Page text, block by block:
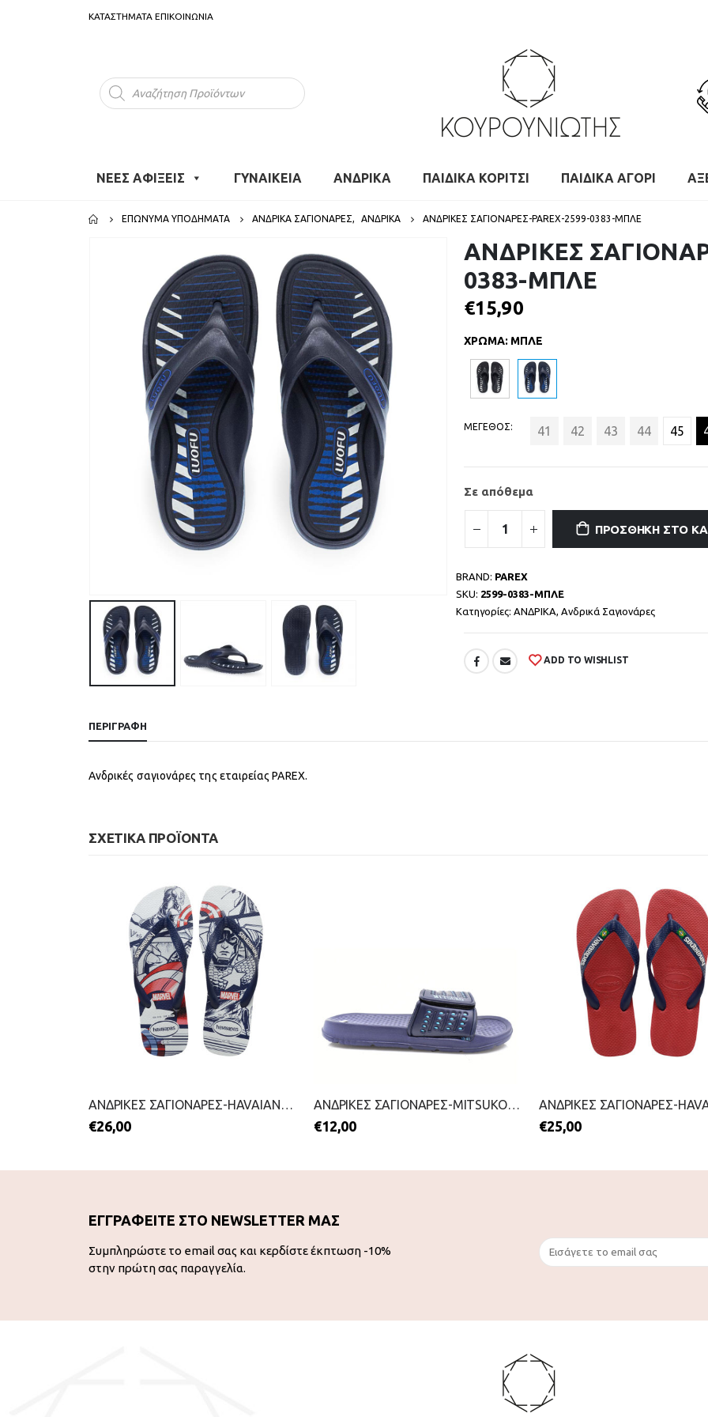
ΚΑΤΑΣΤΗΜΑΤΑ ΕΠΙΚΟΙΝΩΝΙΑ
Products
search
ΝΕΕΣ ΑΦΙΞΕΙΣ ΓΥΝΑΙΚΕΙΑ ΑΝΔΡΙΚΑ ΠΑΙΔΙΚΑ ΚΟΡΙΤΣΙ ΠΑΙΔΙΚΑ ΑΓΟΡΙ
ΕΠΏΝΥΜΑ ΥΠΟΔΉΜΑΤΑ ΑΝΔΡΙΚΆ ΣΑΓΙΟΝΆΡΕΣ, ΑΝΔΡΙΚΑ ΑΝΔΡΙΚΕΣ ΣΑΓΙΟΝΑΡΕΣ-PAREX-2599-0383-ΜΠΛΕ
ΑΝΔΡΙΚΕΣ
0383-ΜΠΛΕ
€15,90
ΧΡΩΜΑ: ΜΠΛΕ
ΜΕΓΕΘΟΣ 41 42 43 44 45
Σε απόθεμα
ΠΡΟΣΘΉΚΗ ΣΤΟ
BRAND: PAREX
SKU: 2599-0383-ΜΠΛΕ
Κατηγορίες: ΑΝΔΡΙΚΑ, Ανδρικά Σαγιονάρες
ADD TO WISHLIST
ΠΕΡΙΓΡΑΦΉ
Ανδρικές σαγιονάρες της εταιρείας PAREX.
ΣΧΕΤΙΚΆ ΠΡΟΪΌΝΤΑ
ΑΝΔΡΙΚΕΣ ΣΑΓΙΟΝΑΡΕΣ-HAVAIANAS-2199-0241-ΜΠΛΕ
€26,00
ΑΝΔΡΙΚΕΣ ΣΑΓΙΟΝΑΡΕΣ-MITSUKO-2199-0210-ΜΠΛΕ
€12,00 €25,00
ΕΓΓΡΑΦΕΙΤΕ ΣΤΟ NEWSLETTER ΜΑΣ
Συμπληρώστε το email σας και κερδίστε έκπτωση -10%
στην πρώτη σας παραγγελία.